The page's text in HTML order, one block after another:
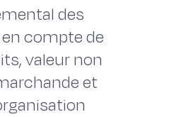
des
compte de
valeur non
et